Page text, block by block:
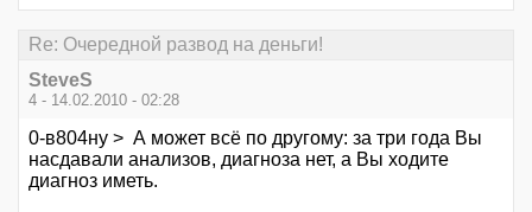
Re: Очередной развод на деньги!
SteveS
4 - 14.02.2010 - 02:28
0-в804ну > А может всё по другому: за три года Вы
насдавали анализов, диагноза нет, а Вы ходите
диагноз иметь.